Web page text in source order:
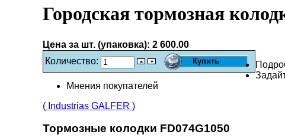
Городская тормозная
Цена за шт. (упаковка): 2 600.00
Количество:
Мнения покупателей
( Industrias GALFER )
Тормозные колодки FD074G1050